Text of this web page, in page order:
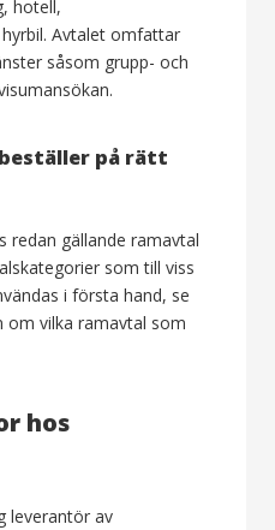
hotell,
Avtalet omfattar
såsom grupp- och
på rätt
redan gällande ramavtal
som till viss
i första hand, se
vilka ramavtal som
hos
leverantör av